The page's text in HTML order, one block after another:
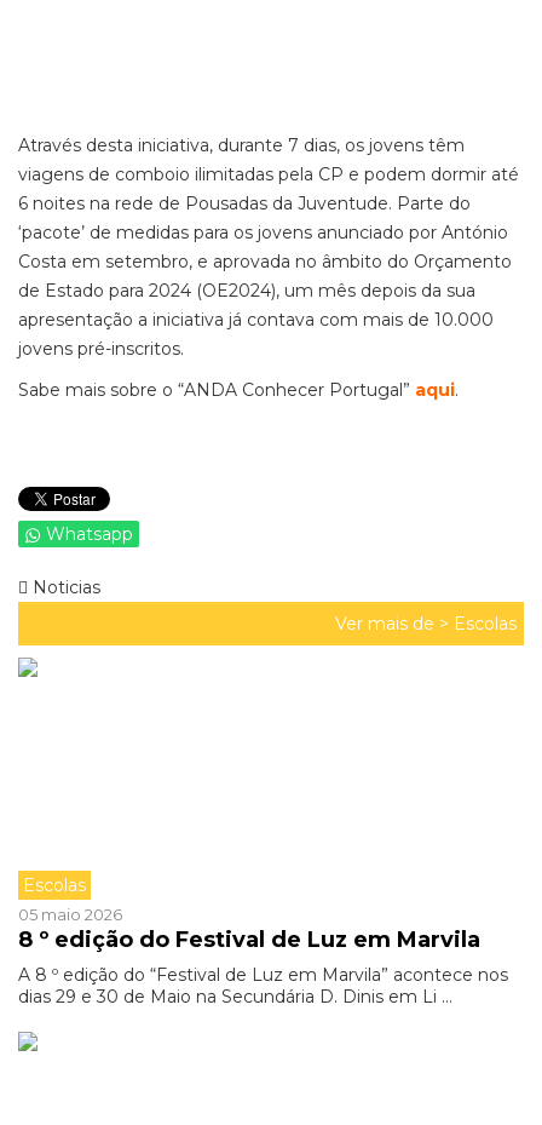
Através desta iniciativa, durante 7 dias, os jovens têm
viagens de comboio ilimitadas pela CP e podem dormir até
6 noites na rede de Pousadas da Juventude. Parte do
‘pacote’ de medidas para os jovens anunciado por António
Costa em setembro, e aprovada no âmbito do Orçamento
de Estado para 2024 (OE2024), um mês depois da sua
apresentação a iniciativa já contava com mais de 10.000
jovens pré-inscritos.
Sabe mais sobre o “ANDA Conhecer Portugal” aqui.
Whatsapp
Noticias
Ver mais de > Escolas
Escolas
05 maio 2026
8 º edição do Festival de Luz em Marvila
A 8 º edição do “Festival de Luz em Marvila” acontece nos
dias 29 e 30 de Maio na Secundária D. Dinis em Li ...